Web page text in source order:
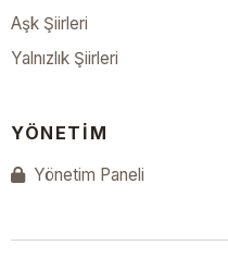
Aşk Şiirleri
Yalnızlık Şiirleri
YÖNETIM
Yönetim Paneli